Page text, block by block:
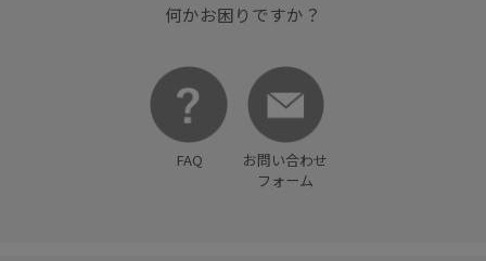
何かお困りですか？
FAQ
お問い合わせ
フォーム